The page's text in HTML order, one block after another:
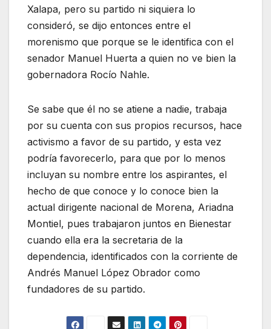
Xalapa, pero su partido ni siquiera lo
consideró, se dijo entonces entre el
morenismo que porque se le identifica con el
senador Manuel Huerta a quien no ve bien la
gobernadora Rocío Nahle.
Se sabe que él no se atiene a nadie, trabaja
por su cuenta con sus propios recursos, hace
activismo a favor de su partido, y esta vez
podría favorecerlo, para que por lo menos
incluyan su nombre entre los aspirantes, el
hecho de que conoce y lo conoce bien la
actual dirigente nacional de Morena, Ariadna
Montiel, pues trabajaron juntos en Bienestar
cuando ella era la secretaria de la
dependencia, identificados con la corriente de
Andrés Manuel López Obrador como
fundadores de su partido.